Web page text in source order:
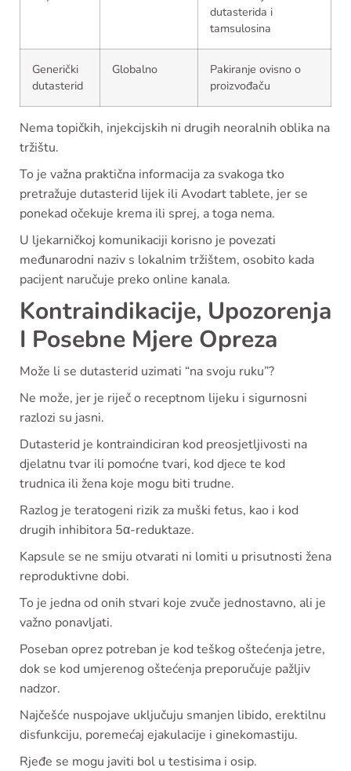
dutasterida i
tamsulosina
Generički
dutasterid
Globalno
Pakiranje ovisno o
proizvođaču
Nema topičkih, injekcijskih ni drugih neoralnih oblika na
tržištu.
To je važna praktična informacija za svakoga tko
pretražuje dutasterid lijek ili Avodart tablete, jer se
ponekad očekuje krema ili sprej, a toga nema.
U ljekarničkoj komunikaciji korisno je povezati
međunarodni naziv s lokalnim tržištem, osobito kada
pacijent naručuje preko online kanala.
Kontraindikacije, Upozorenja
I Posebne Mjere Opreza
Može li se dutasterid uzimati “na svoju ruku”?
Ne može, jer je riječ o receptnom lijeku i sigurnosni
razlozi su jasni.
Dutasterid je kontraindiciran kod preosjetljivosti na
djelatnu tvar ili pomoćne tvari, kod djece te kod
trudnica ili žena koje mogu biti trudne.
Razlog je teratogeni rizik za muški fetus, kao i kod
drugih inhibitora 5α-reduktaze.
Kapsule se ne smiju otvarati ni lomiti u prisutnosti žena
reproduktivne dobi.
To je jedna od onih stvari koje zvuče jednostavno, ali je
važno ponavljati.
Poseban oprez potreban je kod teškog oštećenja jetre,
dok se kod umjerenog oštećenja preporučuje pažljiv
nadzor.
Najčešće nuspojave uključuju smanjen libido, erektilnu
disfunkciju, poremećaj ejakulacije i ginekomastiju.
Rjeđe se mogu javiti bol u testisima i osip.